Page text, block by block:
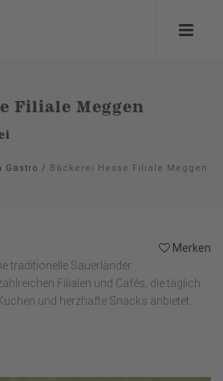
Filiale Meggen
Gastro / Bäckerei Hesse Filiale Meggen
Merken
traditionelle Sauerländer
Filialen und Cafés, die täglich
und herzhafte Snacks anbietet.